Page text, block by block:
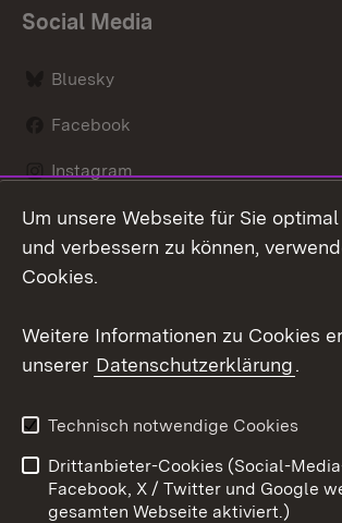
Social Media
Bluesky
Facebook
Instagram
LinkedIn
Datenschutz
Impressum
Cookies
Um unsere Webseite für Sie
und verbessern zu können,
Cookies.
Weitere Informationen zu Cookies
unserer Datenschutzerklärung.
Technisch notwendige Cookies
Drittanbieter-Cookies (Social-
Facebook, X / Twitter und Google
gesamten Webseite aktiviert.)